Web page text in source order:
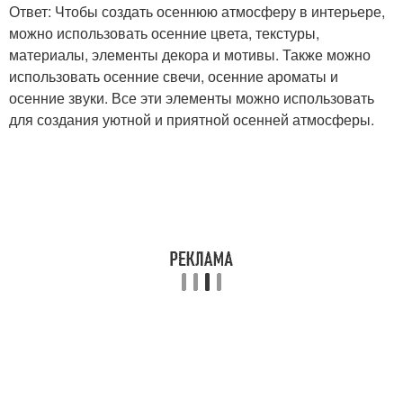
Ответ: Чтобы создать осеннюю атмосферу в интерьере,
можно использовать осенние цвета, текстуры,
материалы, элементы декора и мотивы. Также можно
использовать осенние свечи, осенние ароматы и
осенние звуки. Все эти элементы можно использовать
для создания уютной и приятной осенней атмосферы.